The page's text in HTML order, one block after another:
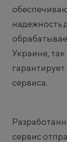
надежность
Украине, так
сервиса.
сервис